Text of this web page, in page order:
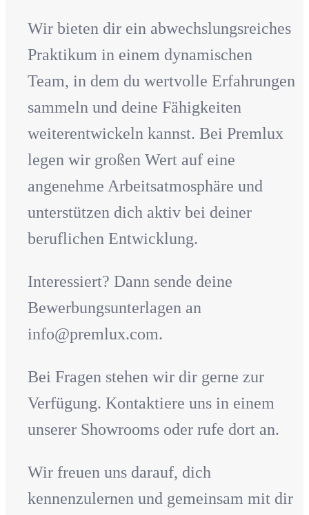
Wir bieten dir ein abwechslungsreiches
Praktikum in einem dynamischen
Team, in dem du wertvolle Erfahrungen
sammeln und deine Fähigkeiten
weiterentwickeln kannst. Bei Premlux
legen wir großen Wert auf eine
angenehme Arbeitsatmosphäre und
unterstützen dich aktiv bei deiner
beruflichen Entwicklung.
Interessiert? Dann sende deine
Bewerbungsunterlagen an
info@premlux.com.
Bei Fragen stehen wir dir gerne zur
Verfügung. Kontaktiere uns in einem
unserer Showrooms oder rufe dort an.
Wir freuen uns darauf, dich
kennenzulernen und gemeinsam mit dir